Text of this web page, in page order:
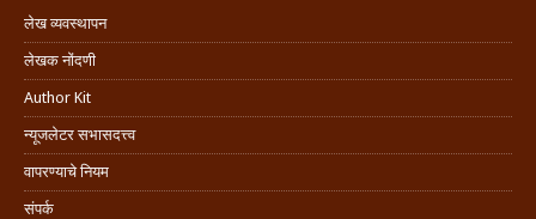
लेख व्यवस्थापन
लेखक नोंदणी
Author Kit
न्यूजलेटर सभासदत्त्व
वापरण्याचे नियम
संपर्क